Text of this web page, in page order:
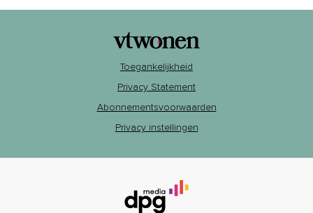
Toegankelijkheid
Privacy Statement
Abonnementsvoorwaarden
Privacy instellingen